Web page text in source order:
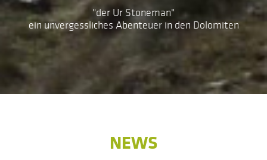
"der Ur Stoneman"
ein unvergessliches Abenteuer in den Dolomiten
NEWS